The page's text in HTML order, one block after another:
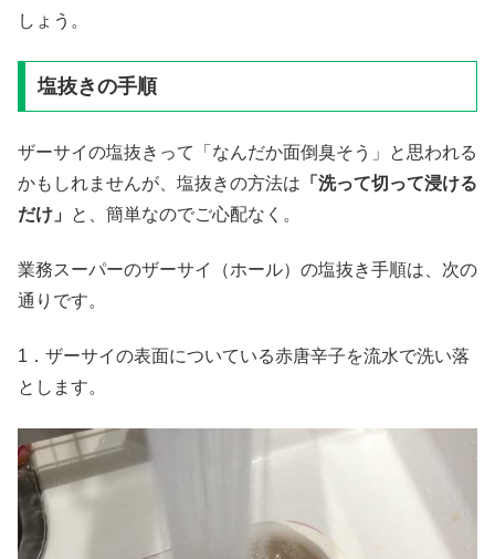
しょう。
塩抜きの手順
ザーサイの塩抜きって「なんだか面倒臭そう」と思われる
かもしれませんが、塩抜きの方法は 「洗って切って浸ける
だけ」
と、簡単なのでご心配なく。
業務スーパーのザーサイ（ホール）の塩抜き手順は、次の
通りです。
1．ザーサイの表面についている赤唐辛子を流水で洗い落
とします。